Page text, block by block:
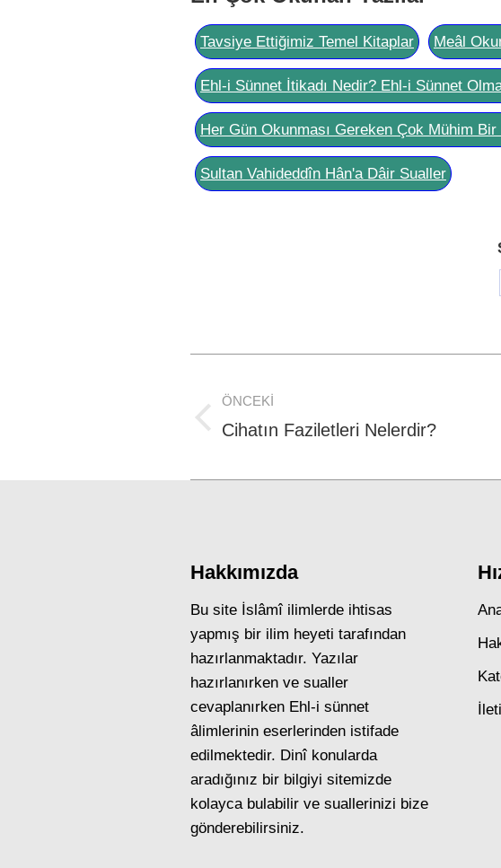
Tavsiye Ettiğimiz Temel Kitaplar Meâl
Ehl-i Sünnet İtikadı Nedir? Ehl-i Sünnet
Her Gün Okunması Gereken Çok Mühim Bir
Sultan Vahideddîn Hân'a Dâir Sualler
navigation
ÖNCEKI
Previous
Cihatın Faziletleri Nelerdir?
Hakkımızda
Bu site İslâmî ilimlerde ihtisas
yapmış bir ilim heyeti tarafından
hazırlanmaktadır. Yazılar
hazırlanırken ve sualler
cevaplanırken Ehl-i sünnet
âlimlerinin eserlerinden istifade
edilmektedir. Dinî konularda
aradığınız bir bilgiyi sitemizde
kolayca bulabilir ve suallerinizi bize
gönderebilirsiniz.